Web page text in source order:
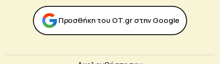
Προσθήκη του ΟΤ.gr στην Google